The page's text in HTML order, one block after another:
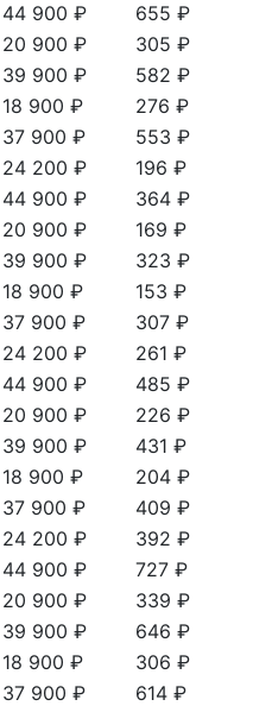
44 900 ₽ 655 ₽
20 900 ₽ 305 ₽
39 900 ₽ 582 ₽
18 900 ₽ 276 ₽
37 900 ₽ 553 ₽
24 200 ₽ 196 ₽
44 900 ₽ 364 ₽
20 900 ₽ 169 ₽
39 900 ₽ 323 ₽
18 900 ₽ 153 ₽
37 900 ₽ 307 ₽
24 200 ₽ 261 ₽
44 900 ₽ 485 ₽
20 900 ₽ 226 ₽
39 900 ₽ 431 ₽
18 900 ₽ 204 ₽
37 900 ₽ 409 ₽
24 200 ₽ 392 ₽
44 900 ₽ 727 ₽
20 900 ₽ 339 ₽
39 900 ₽ 646 ₽
18 900 ₽ 306 ₽
37 900 ₽ 614 ₽